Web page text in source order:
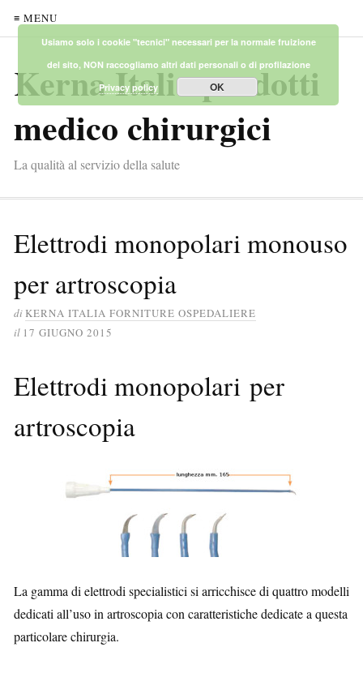
≡ MENU
Kerna Italia prodotti
medico chirurgici
La qualità al servizio della salute
Elettrodi monopolari monouso
per artroscopia
di KERNA ITALIA FORNITURE OSPEDALIERE
il 17 GIUGNO 2015
Elettrodi monopolari per
artroscopia
La gamma di elettrodi specialistici si arricchisce di quattro modelli
dedicati all’uso in artroscopia con caratteristiche dedicate a questa
particolare chirurgia.
Usiamo solo i cookie "tecnici" necessari per la normale fruizione
del sito, NON raccogliamo altri dati personali o di profilazione
Privacy policy
OK